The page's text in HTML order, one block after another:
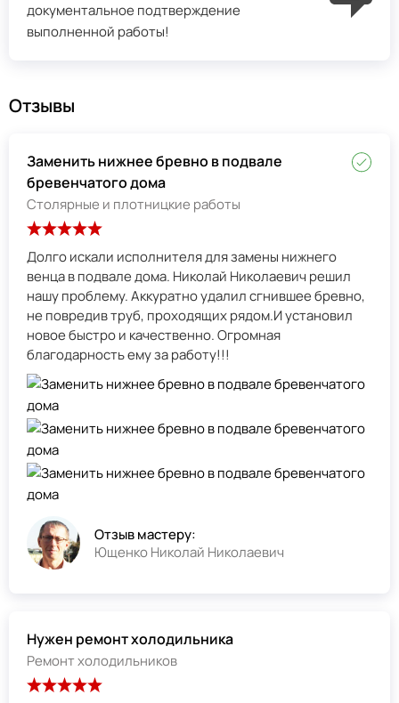
документальное подтверждение
выполненной работы!
Отзывы
Заменить нижнее бревно в подвале
бревенчатого дома
Столярные и плотницкие работы
Долго искали исполнителя для замены нижнего
венца в подвале дома. Николай Николаевич решил
нашу проблему. Аккуратно удалил сгнившее бревно,
не повредив труб, проходящих рядом.И установил
новое быстро и качественно. Огромная
благодарность ему за работу!!!
Отзыв мастеру:
Ющенко Николай Николаевич
Нужен ремонт холодильника
Ремонт холодильников